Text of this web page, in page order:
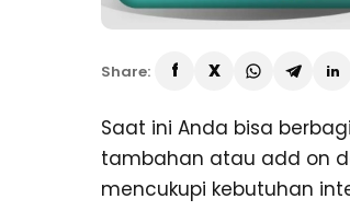
Share:
Saat ini Anda bisa berbagi
tambahan atau add on
mencukupi kebutuhan